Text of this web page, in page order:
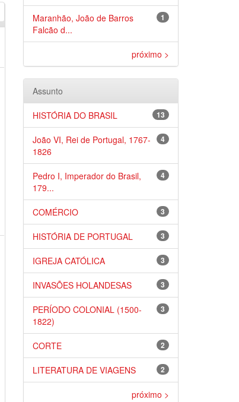
1
Maranhão, João de Barros
Falcão d...
próximo >
Assunto
13
HISTÓRIA DO BRASIL
4
João VI, Rei de Portugal, 1767-
1826
4
Pedro I, Imperador do Brasil,
179...
3
COMÉRCIO
3
HISTÓRIA DE PORTUGAL
3
IGREJA CATÓLICA
3
INVASÕES HOLANDESAS
3
PERÍODO COLONIAL (1500-
1822)
2
CORTE
2
LITERATURA DE VIAGENS
próximo >